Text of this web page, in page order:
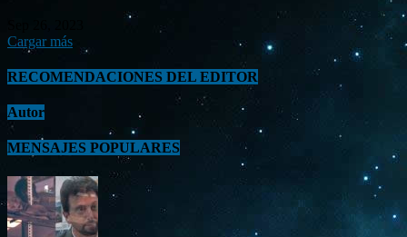
Cargar más
RECOMENDACIONES DEL EDITOR
Autor
MENSAJES POPULARES